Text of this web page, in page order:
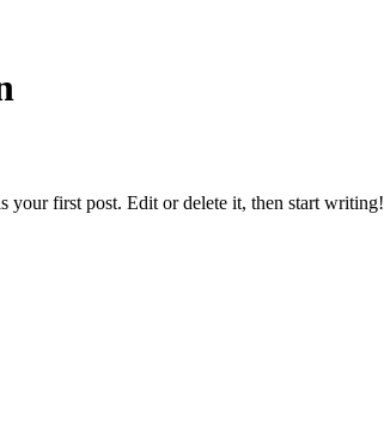
your first post. Edit or delete it, then start writing!